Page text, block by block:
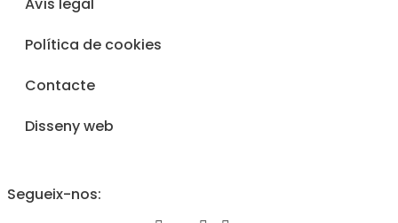
Política de cookies
Contacte
Disseny web
Segueix-nos: